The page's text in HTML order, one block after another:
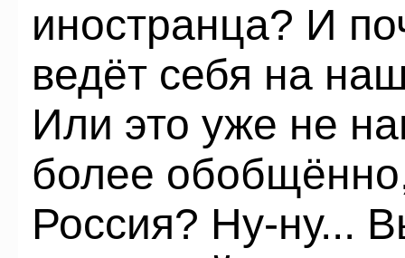
иностранца? И
ведёт себя на
Или это уже не
более
Россия? Ну-ну...